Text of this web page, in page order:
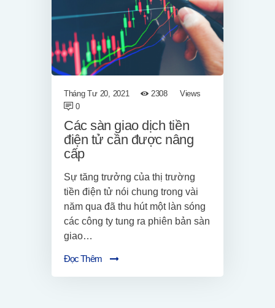
Tháng Tư 20, 2021 2308
Views
0
Các sàn giao dịch tiền
điện tử cần được nâng
cấp
Sự tăng trưởng của thị trường
tiền điện tử nói chung trong vài
năm qua đã thu hút một làn sóng
các công ty tung ra phiên bản sàn
giao…
Đọc Thêm